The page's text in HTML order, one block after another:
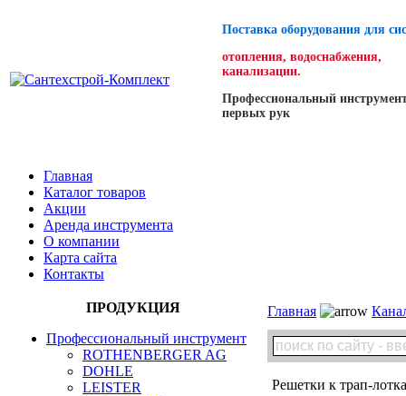
Поставка оборудования для
отопления, водоснабжения,
канализации.
Профессиональный
первых рук
Главная
Каталог товаров
Акции
Аренда инструмента
О компании
Карта сайта
Контакты
ПРОДУКЦИЯ
Профессиональный инструмент
ROTHENBERGER AG
DOHLE
LEISTER
Главная
Решетки к трап-